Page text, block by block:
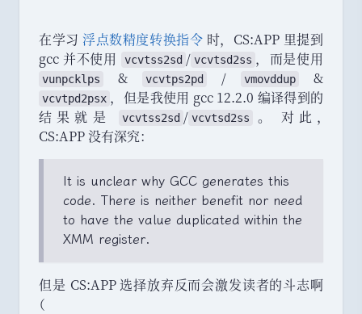
在学习浮点数精度转换指令 时，
CS:APP 里提到
gcc 并不使用
vcvtss2sd / vcvtsd2ss ， 而是使用
vunpcklps & vcvtps2pd / vmovddup &
vcvtpd2psx ， 但是我使用 gcc 12.2.0 编译得到的
结果就是
vcvtss2sd / vcvtsd2ss 。 对此 ，
CS:APP 没有深究：
It is unclear why GCC generates this
code. There is neither benefit nor need
to have the value duplicated within the
XMM register.
但是 CS:APP 选择放弃反而会激发读者的斗志啊
（